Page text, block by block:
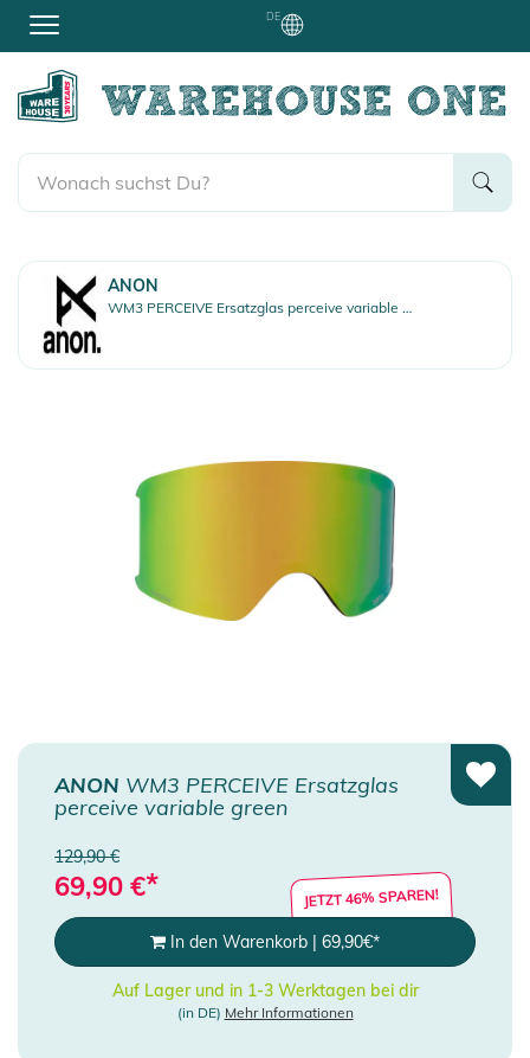
DE
ANON
WM3 PERCEIVE Ersatzglas perceive variable green
ANON WM3 PERCEIVE Ersatzglas
perceive variable green
129,90 €
69,90 €* JETZT 46% SPAREN!
In den Warenkorb | 69,90€*
Auf Lager und in 1-3 Werktagen bei dir
(in DE) Mehr Informationen